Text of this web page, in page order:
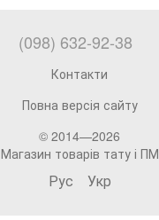
(098) 632-92-38
Контакти
Повна версія сайту
© 2014—2026
Магазин товарів тату і ПМ
Рус Укр